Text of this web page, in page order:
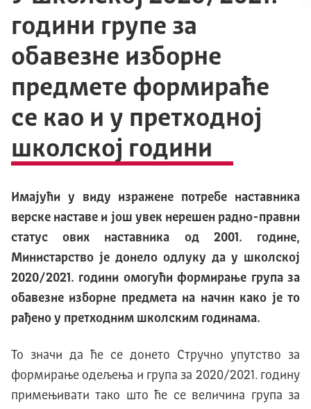
години групе за
обавезне изборне
предмете формираће
се као и у претходној
школској години
Имајући у виду изражене потребе наставника
верске наставе и још увек нерешен радно-правни
статус ових наставника од 2001. године,
Министарство је донело одлуку да у школској
2020/2021. години омогући формирање група за
обавезне изборне предмета на начин како је то
рађено у претходним школским годинама.
То значи да ће се донето Стручно упутство за
формирање одељења и група за 2020/2021. годину
примењивати тако што ће се величина група за